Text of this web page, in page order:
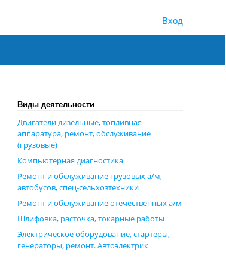
Вход
Виды деятельности
Двигатели дизельные, топливная
аппаратура, ремонт, обслуживание
(грузовые)
Компьютерная диагностика
Ремонт и обслуживание грузовых а/м,
автобусов, спец-сельхозтехники
Ремонт и обслуживание отечественных а/м
Шлифовка, расточка, токарные работы
Электрическое оборудование, стартеры,
генераторы, ремонт. Автоэлектрик